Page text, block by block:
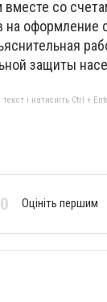
со
на
защиты
і натисніть Ctrl +
Оцініть першим